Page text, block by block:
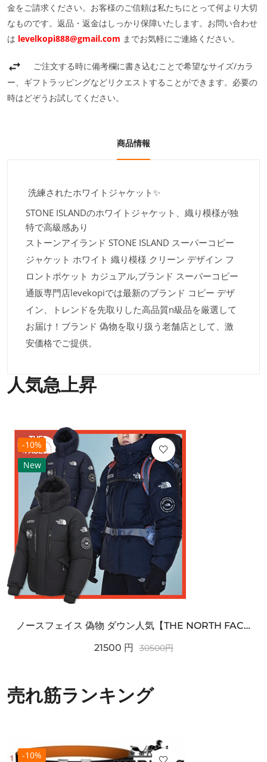
金をご請求ください。お客様のご信頼は私たちにとって何より大切
なものです。返品・返金はしっかり保障いたします。お問い合わせ
は levelkopi888@gmail.com までお気軽にご連絡ください。
ご注文する時に備考欄に書き込むことで希望なサイズ/カラ
ー、ギフトラッピングなどリクエストすることができます。必要の
時はどぞうお試してください。
商品情報
洗練されたホワイトジャケット✨
STONE ISLANDのホワイトジャケット、織り模様が独
特で高級感あり
ストーンアイランド STONE ISLAND スーパーコピー
ジャケット ホワイト 織り模様 クリーン デザイン フ
ロントポケット カジュアル,ブランド スーパーコピー
通販専門店levekopiでは最新のブランド コピー デザ
イン、トレンドを先取りした高品質n級品を厳選して
お届け！ブランド 偽物を取り扱う老舗店として、激
安価格でご提供。
人気急上昇
-10%
New
ノースフェイス 偽物 ダウン人気【THE NORTH FACE】M'S 7 SUMMIT HIM...
21500 円 30500円
売れ筋ランキング
-10%